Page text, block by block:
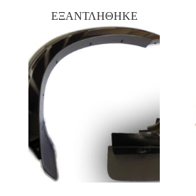
ΕΞΑΝΤΛΗΘΗΚΕ